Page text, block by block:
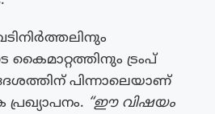
ട്രംപ്
പിന്നാലെയാണ്
പ്രഖ്യാപനം. “ഈ വിഷയം